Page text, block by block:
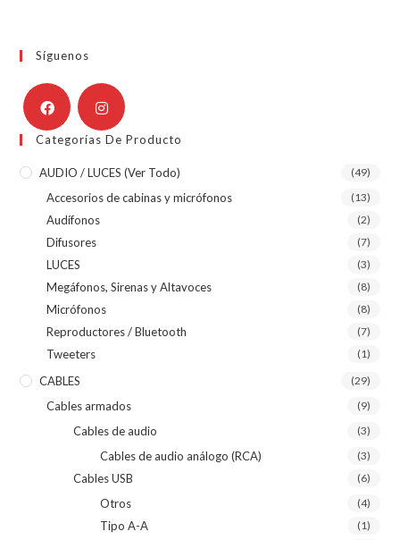
Síguenos
Categorías De Producto
AUDIO / LUCES (ver Todo) (49)
Accesorios de cabinas y micrófonos (13)
Audífonos (2)
Difusores (7)
LUCES (3)
Megáfonos, Sirenas y Altavoces (8)
Micrófonos (8)
Reproductores / Bluetooth (7)
Tweeters (1)
CABLES (29)
Cables armados (9)
Cables de audio (3)
Cables de audio análogo (RCA) (3)
Cables USB (6)
Otros (4)
Tipo A-A (1)